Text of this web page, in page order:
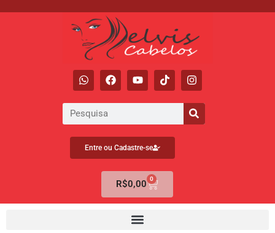
Entre ou Cadastre-se
R$0,00 0